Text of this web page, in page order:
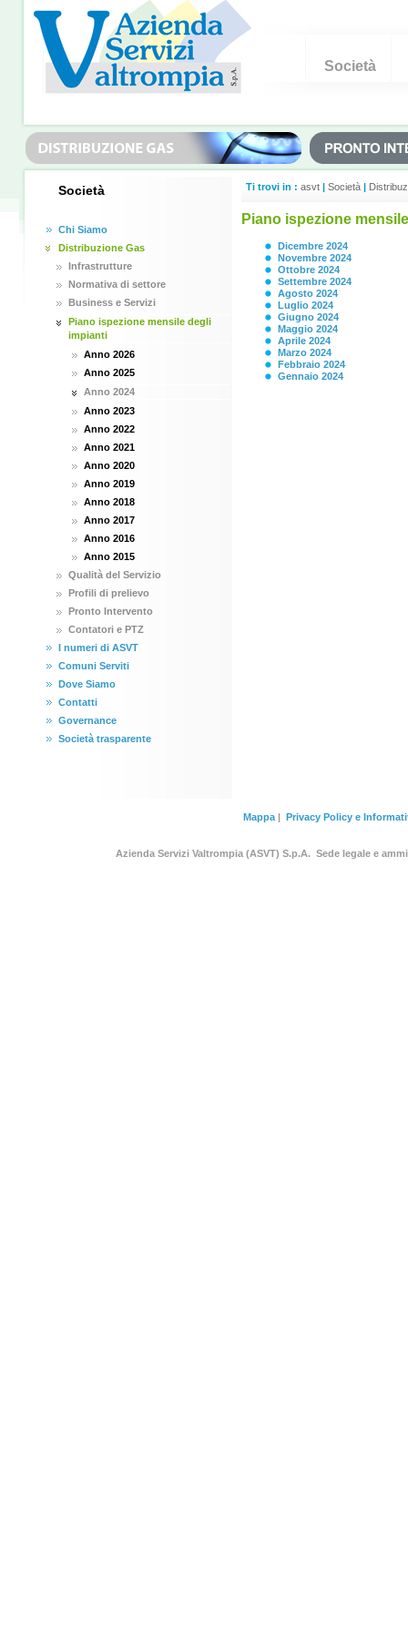
Società
Società
Chi Siamo
Distribuzione Gas
Infrastrutture
Normativa di settore
Business e Servizi
Piano ispezione mensile degli
impianti
Anno 2026
Anno 2025
Anno 2024
Anno 2023
Anno 2022
Anno 2021
Anno 2020
Anno 2019
Anno 2018
Anno 2017
Anno 2016
Anno 2015
Qualità del Servizio
Profili di prelievo
Pronto Intervento
Contatori e PTZ
I numeri di ASVT
Comuni Serviti
Dove Siamo
Contatti
Governance
Società trasparente
Ti trovi in : asvt | Società |
Piano ispezione
Dicembre 2024
Novembre 2024
Ottobre 2024
Settembre 2024
Agosto 2024
Luglio 2024
Giugno 2024
Maggio 2024
Aprile 2024
Marzo 2024
Febbraio 2024
Gennaio 2024
Mappa| Privacy Policy e
Azienda Servizi Valtrompia (ASVT) S.p.A. Sede legale e